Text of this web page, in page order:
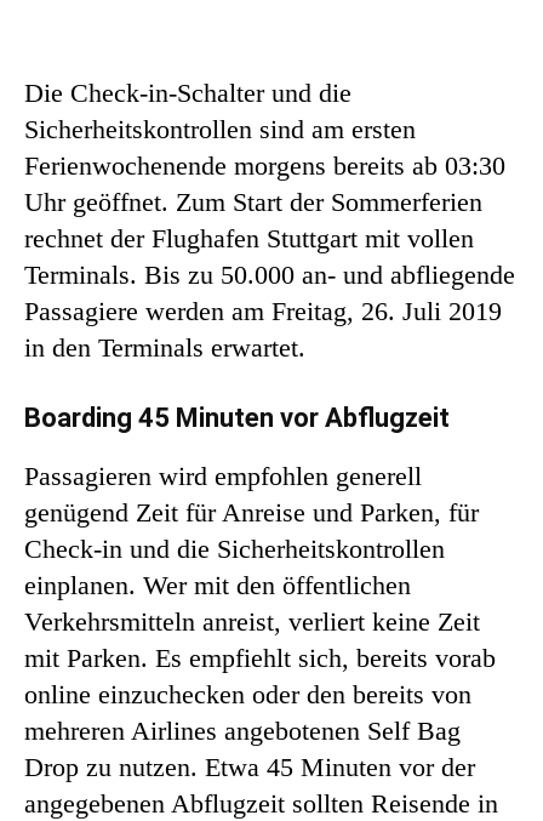
Die Check-in-Schalter und die
Sicherheitskontrollen sind am ersten
Ferienwochenende morgens bereits ab 03:30
Uhr geöffnet. Zum Start der Sommerferien
rechnet der Flughafen Stuttgart mit vollen
Terminals. Bis zu 50.000 an- und abfliegende
Passagiere werden am Freitag, 26. Juli 2019
in den Terminals erwartet.
Boarding 45 Minuten vor Abflugzeit
Passagieren wird empfohlen generell
genügend Zeit für Anreise und Parken, für
Check-in und die Sicherheitskontrollen
einplanen. Wer mit den öffentlichen
Verkehrsmitteln anreist, verliert keine Zeit
mit Parken. Es empfiehlt sich, bereits vorab
online einzuchecken oder den bereits von
mehreren Airlines angebotenen Self Bag
Drop zu nutzen. Etwa 45 Minuten vor der
angegebenen Abflugzeit sollten Reisende in